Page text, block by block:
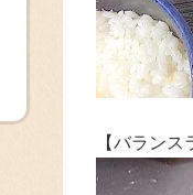
【バランス